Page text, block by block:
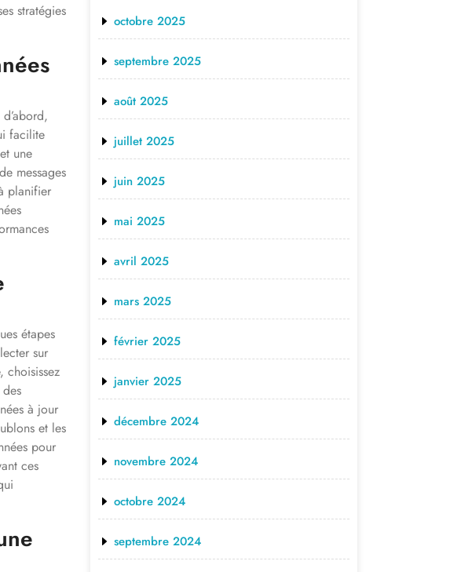
stratégies
facilite
une
messages
planifier
étapes
sur
choisissez
à jour
et les
pour
ces
octobre 2025
septembre 2025
août 2025
juillet 2025
juin 2025
mai 2025
avril 2025
mars 2025
février 2025
janvier 2025
décembre 2024
novembre 2024
octobre 2024
septembre 2024